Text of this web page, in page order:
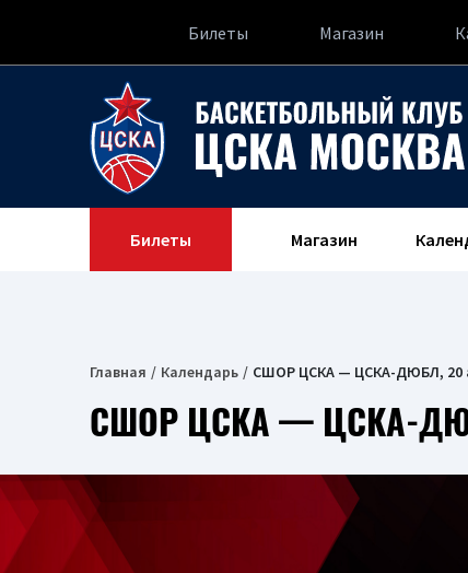
Билеты Магазин
Билеты Магазин
Главная Календарь СШОР ЦСКА — ЦСКА-ДЮБЛ, 20
СШОР ЦСКА — ЦСКА-